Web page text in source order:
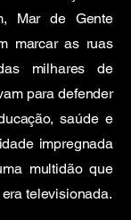
Mar de Gente
marcar as ruas
milhares de
para defender
saúde e
impregnada
multidão que
televisionada.